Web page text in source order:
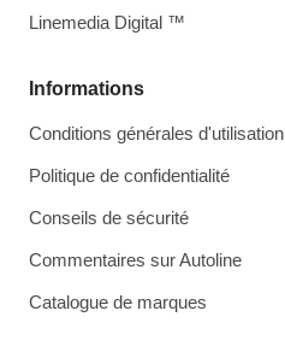
Informations
Conditions générales d'utilisation
Politique de confidentialité
Conseils de sécurité
Commentaires sur Autoline
Catalogue de marques
Linemedia Digital ™